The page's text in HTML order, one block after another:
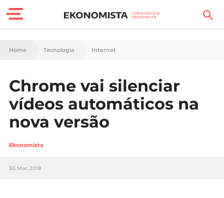
Finanças Pessoais
Carreira
Casa
Lifestyle
Sociedade
Home Tecnologia Internet
Chrome vai silenciar
vídeos automáticos na
nova versão
Ekonomista
30 Mar, 2018